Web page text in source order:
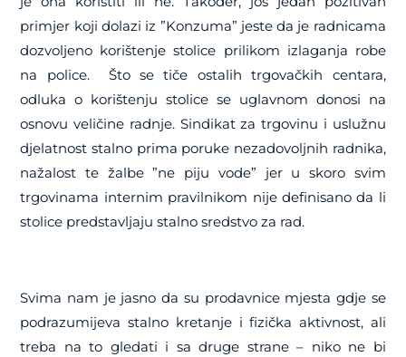
primjer koji dolazi iz ”Konzuma” jeste da je radnicama
dozvoljeno korištenje stolice prilikom izlaganja robe
na police. Što se tiče ostalih trgovačkih centara,
odluka o korištenju stolice se uglavnom donosi na
osnovu veličine radnje. Sindikat za trgovinu i uslužnu
djelatnost stalno prima poruke nezadovoljnih radnika,
nažalost te žalbe ”ne piju vode” jer u skoro svim
trgovinama internim pravilnikom nije definisano da li
stolice predstavljaju stalno sredstvo za rad.
Svima nam je jasno da su prodavnice mjesta gdje se
podrazumijeva stalno kretanje i fizička aktivnost, ali
treba na to gledati i sa druge strane – niko ne bi